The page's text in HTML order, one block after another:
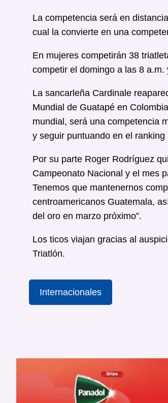
La competencia será en
cual la convierte en una
En mujeres competirán 38
competir el domingo a las 8
La sancarleña Cardinale
Mundial de Guatapé en
mundial, será una competencia
y seguir puntuando en el ranking
Por su parte Roger Rodríguez
Campeonato Nacional y el mes
Tenemos que mantenernos
centroamericanos Guatemala,
del oro en marzo próximo”.
Los ticos viajan gracias al
Triatlón.
Internacionales